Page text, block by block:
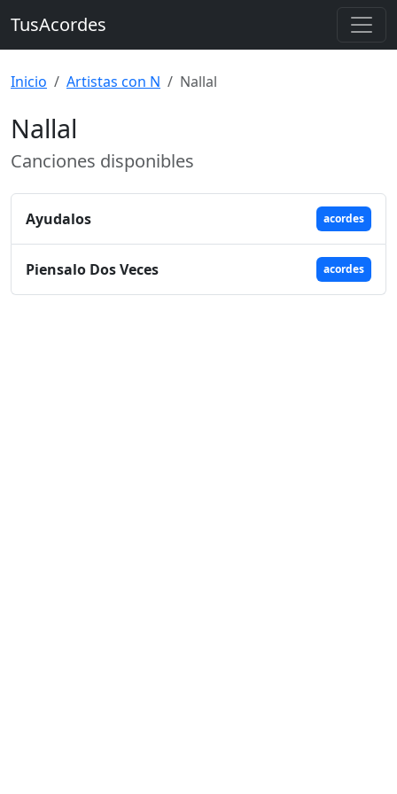
TusAcordes
Inicio Artistas con N Nallal
Nallal
Canciones disponibles
Ayudalos acordes
Piensalo Dos Veces acordes